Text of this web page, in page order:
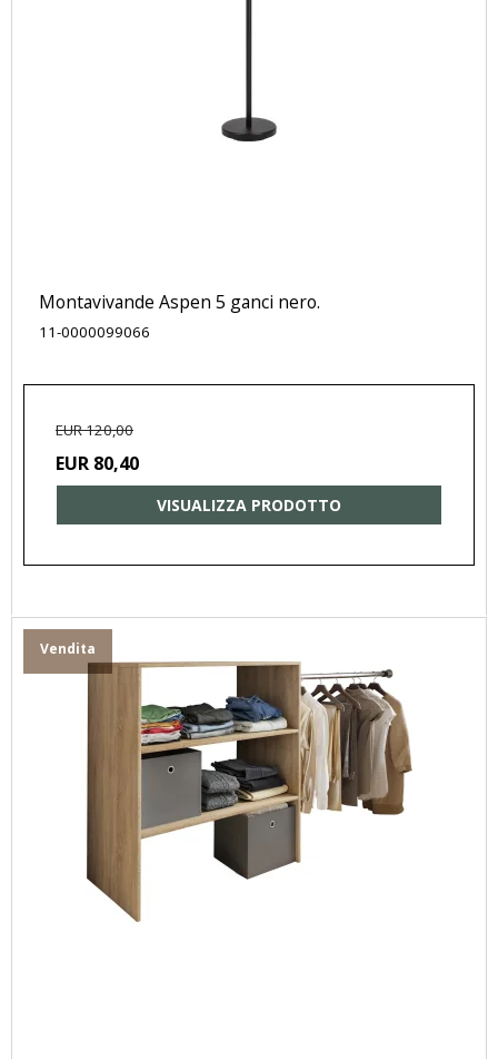
Montavivande Aspen 5 ganci nero.
11-0000099066
EUR 120,00
EUR 80,40
VISUALIZZA PRODOTTO
Vendita